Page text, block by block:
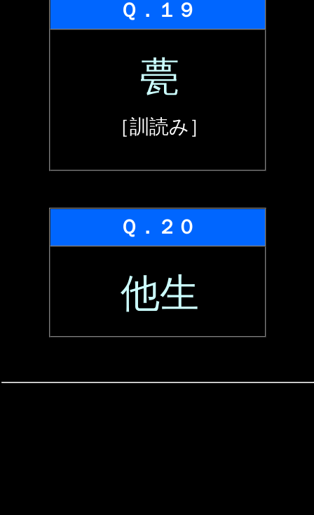
Ｑ．１９
甍
［訓読み］
Ｑ．２０
他生